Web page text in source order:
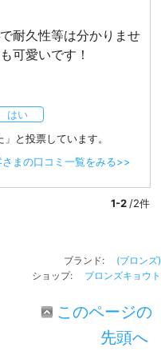
耐久性等は分かりませ
可愛いです！
はい
と投票しています。
さまの口コミ一覧をみる>>
1-2 /2件
ブランド: (ブロンズ)
ショップ: ブロンズキョウト
このページの
先頭へ